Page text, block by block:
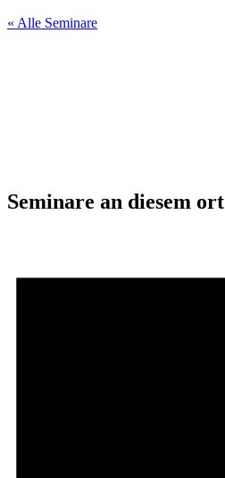
« Alle Seminare
Seminare an diesem ort